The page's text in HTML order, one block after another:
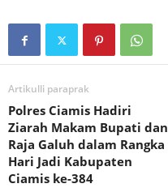
Artikulli paraprak
Polres Ciamis Hadiri
Ziarah Makam Bupati dan
Raja Galuh dalam Rangka
Hari Jadi Kabupaten
Ciamis ke-384